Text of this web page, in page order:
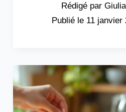
11 janvier